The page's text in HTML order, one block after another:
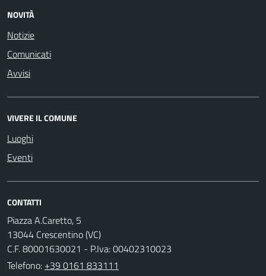
NOVITÀ
Notizie
Comunicati
Avvisi
VIVERE IL COMUNE
Luoghi
Eventi
CONTATTI
Piazza A.Caretto, 5
13044 Crescentino (VC)
C.F. 80001630021 - P.Iva: 00402310023
Telefono: +39 0161 833111